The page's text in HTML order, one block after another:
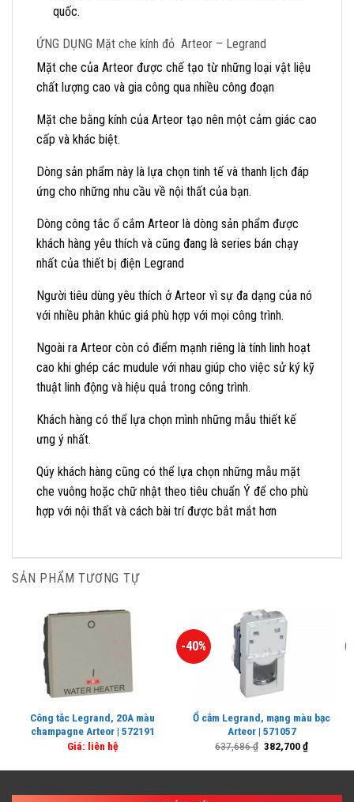
quốc.
ỨNG DỤNG Mặt che kính đỏ Arteor – Legrand
Mặt che của Arteor được chế tạo từ những loại vật liệu
chất lượng cao và gia công qua nhiều công đoạn
Mặt che bằng kính của Arteor tạo nên một cảm giác cao
cấp và khác biệt.
Dòng sản phẩm này là lựa chọn tinh tế và thanh lịch đáp
ứng cho những nhu cầu về nội thất của bạn.
Dòng công tắc ổ cắm Arteor là dòng sản phẩm được
khách hàng yêu thích và cũng đang là series bán chạy
nhất của thiết bị điện Legrand
Người tiêu dùng yêu thích ở Arteor vì sự đa dạng của nó
với nhiều phân khúc giá phù hợp với mọi công trình.
Ngoài ra Arteor còn có điểm mạnh riêng là tính linh hoạt
cao khi ghép các mudule với nhau giúp cho việc sử ký kỹ
thuật linh động và hiệu quả trong công trình.
Khách hàng có thể lựa chọn mình những mẫu thiết kế
ưng ý nhất.
Qúy khách hàng cũng có thể lựa chọn những mẫu mặt
che vuông hoặc chữ nhật theo tiêu chuẩn Ý để cho phù
hợp với nội thất và cách bài trí được bắt mắt hơn
SẢN PHẨM TƯƠNG TỰ
Công tắc Legrand, 20A màu
champagne Arteor | 572191
Giá: liên hệ
-40%
Ổ cắm Legrand, mạng màu bạc
Arteor | 571057
637,686₫ Giá
382,700₫Giá